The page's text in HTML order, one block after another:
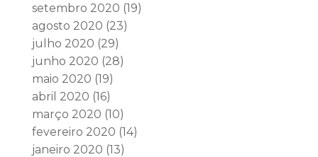
setembro 2020 (19)
agosto 2020 (23)
julho 2020 (29)
junho 2020 (28)
maio 2020 (19)
abril 2020 (16)
março 2020 (10)
fevereiro 2020 (14)
janeiro 2020 (13)